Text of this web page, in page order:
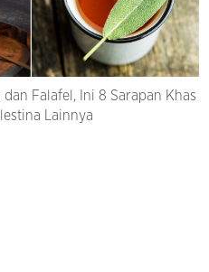
dan Falafel, Ini 8 Sarapan Khas
Lainnya